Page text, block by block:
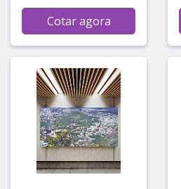
Cotar agora